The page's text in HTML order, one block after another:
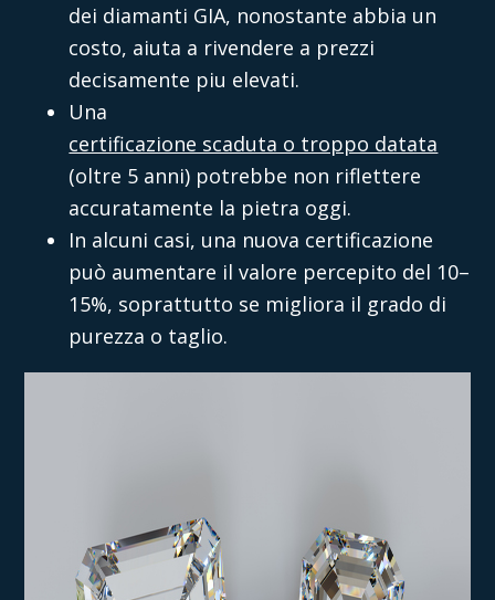
dei diamanti GIA, nonostante abbia un
costo, aiuta a rivendere a prezzi
decisamente piu elevati.
Una
certificazione scaduta o troppo datata
(oltre 5 anni) potrebbe non riflettere
accuratamente la pietra oggi.
In alcuni casi, una nuova certificazione
può aumentare il valore percepito del 10–
15%, soprattutto se migliora il grado di
purezza o taglio.